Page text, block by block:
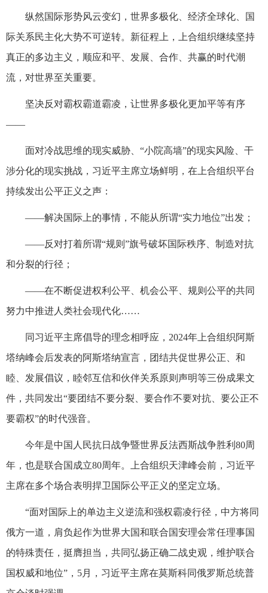
纵然国际形势风云变幻，世界多极化、经济全球化、国
际关系民主化大势不可逆转。新征程上，上合组织继续坚持
真正的多边主义，顺应和平、发展、合作、共赢的时代潮
流，对世界至关重要。
坚决反对霸权霸道霸凌，让世界多极化更加平等有序
——
面对冷战思维的现实威胁、“小院高墙”的现实风险、干
涉分化的现实挑战，习近平主席立场鲜明，在上合组织平台
持续发出公平正义之声：
——解决国际上的事情，不能从所谓“实力地位”出发；
——反对打着所谓“规则”旗号破坏国际秩序、制造对抗
和分裂的行径；
——在不断促进权利公平、机会公平、规则公平的共同
努力中推进人类社会现代化……
同习近平主席倡导的理念相呼应，2024年上合组织阿斯
塔纳峰会后发表的阿斯塔纳宣言，团结共促世界公正、和
睦、发展倡议，睦邻互信和伙伴关系原则声明等三份成果文
件，共同发出“要团结不要分裂、要合作不要对抗、要公正不
要霸权”的时代强音。
今年是中国人民抗日战争暨世界反法西斯战争胜利80周
年，也是联合国成立80周年。上合组织天津峰会前，习近平
主席在多个场合表明捍卫国际公平正义的坚定立场。
“面对国际上的单边主义逆流和强权霸凌行径，中方将同
俄方一道，肩负起作为世界大国和联合国安理会常任理事国
的特殊责任，挺膺担当，共同弘扬正确二战史观，维护联合
国权威和地位”，5月，习近平主席在莫斯科同俄罗斯总统普